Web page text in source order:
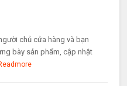
chủ cửa hàng và bạn
bày sản phẩm, cập nhật